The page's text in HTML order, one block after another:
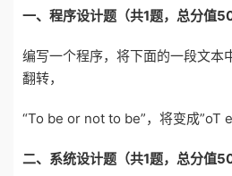
一、 程序设计题 （共1题， 总分值
编写一个程序，将下面的一段文本
翻转，
“To be or not to be”，将变成”oT
二、 系统设计题 （共1题， 总分值